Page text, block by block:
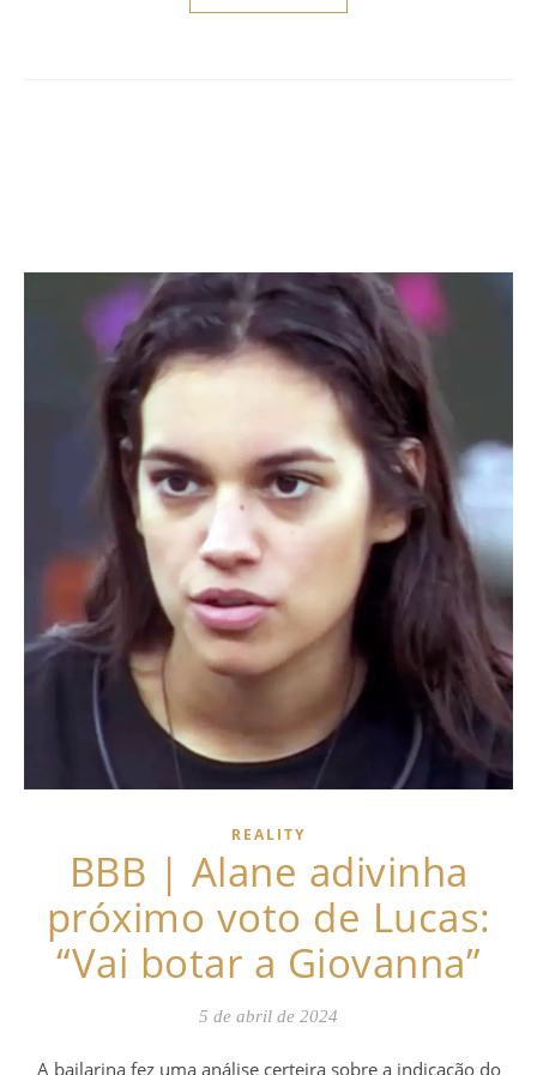
REALITY
BBB | Alane adivinha
próximo voto de Lucas:
“Vai botar a Giovanna”
5 de abril de 2024
A bailarina fez uma análise certeira sobre a indicação do